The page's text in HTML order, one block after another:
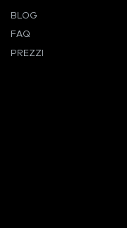
BLOG
FAQ
PREZZI